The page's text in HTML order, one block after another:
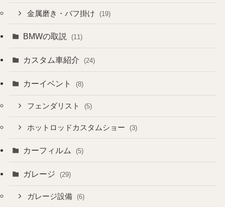
金属磨き・バフ掛け (19)
BMWの取説 (11)
カスタム車紹介 (24)
カーイベント (8)
フェンダリスト (5)
ホットロッドカスタムショー (3)
カーフィルム (5)
ガレージ (29)
ガレージ設備 (6)